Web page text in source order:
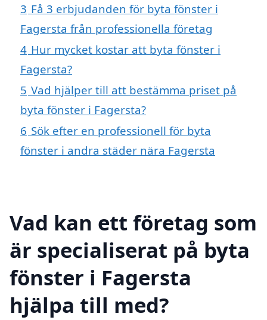
3 Få 3 erbjudanden för byta fönster i
Fagersta från professionella företag
4 Hur mycket kostar att byta fönster i
Fagersta?
5 Vad hjälper till att bestämma priset på
byta fönster i Fagersta?
6 Sök efter en professionell för byta
fönster i andra städer nära Fagersta
Vad kan ett företag som
är specialiserat på byta
fönster i Fagersta
hjälpa till med?